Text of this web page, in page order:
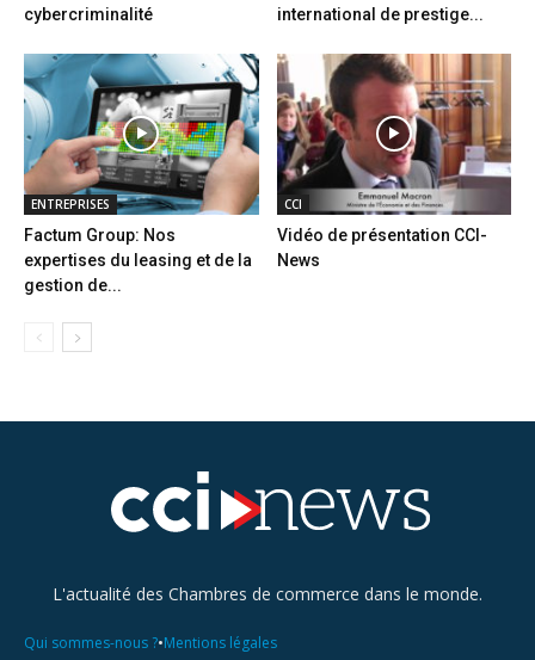
cybercriminalité
international de prestige...
ENTREPRISES
Factum Group: Nos
expertises du leasing et de la
gestion de...
CCI
Vidéo de présentation CCI-
News
L'actualité des Chambres de commerce dans le monde.
Qui sommes-nous ?•Mentions légales